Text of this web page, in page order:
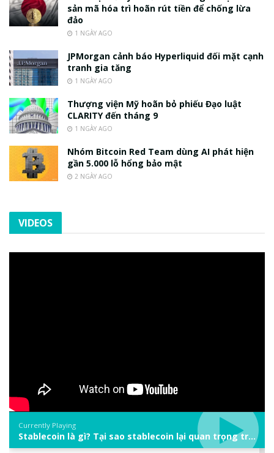
sản mã hóa trì hoãn rút tiền để chống lừa
đảo
1 NGÀY AGO
JPMorgan cảnh báo Hyperliquid đối mặt cạnh
tranh gia tăng
1 NGÀY AGO
Thượng viện Mỹ hoãn bỏ phiếu Đạo luật
CLARITY đến tháng 9
1 NGÀY AGO
Nhóm Bitcoin Red Team dùng AI phát hiện
gần 5.000 lỗ hổng bảo mật
2 NGÀY AGO
VIDEOS
Currently Playing
Stablecoin là gì? Tại sao stablecoin lại quan trọng trong thị trường crypto? | Phổ cập Blockchain